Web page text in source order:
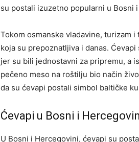
su postali izuzetno popularni u Bosni
Tokom osmanske vladavine, turizam
koja su prepoznatljiva i danas.
jer su bili jednostavni za pripremu, a
pečeno meso na roštilju bio način
da su ćevapi postali simbol baltičke
Ćevapi u Bosni i
U Bosni i Hercegovini, ćevapi su